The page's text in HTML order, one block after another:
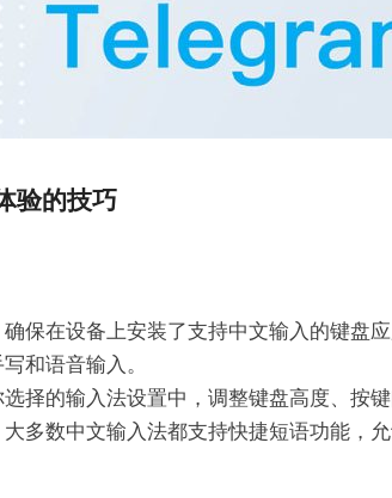
验的技巧
确保在设备上安装了支持中文输入的键盘
和语音输入。
选择的输入法设置中，调整键盘高度、按
大多数中文输入法都支持快捷短语功能，